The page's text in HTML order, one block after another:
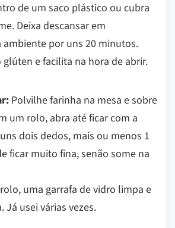
de um saco plástico ou cubra
Deixa descansar em
por uns 20 minutos.
glúten e facilita na hora de abrir.
Polvilhe farinha na mesa e sobre
um rolo, abra até ficar com a
dois dedos, mais ou menos 1
ficar muito fina, senão some na
uma garrafa de vidro limpa e
Já usei várias vezes.